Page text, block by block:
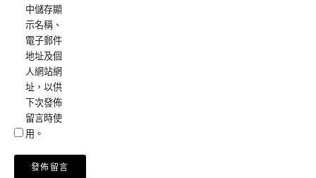
中儲存顯
示名稱、
電子郵件
地址及個
人網站網
址，以供
下次發佈
留言時使
用。